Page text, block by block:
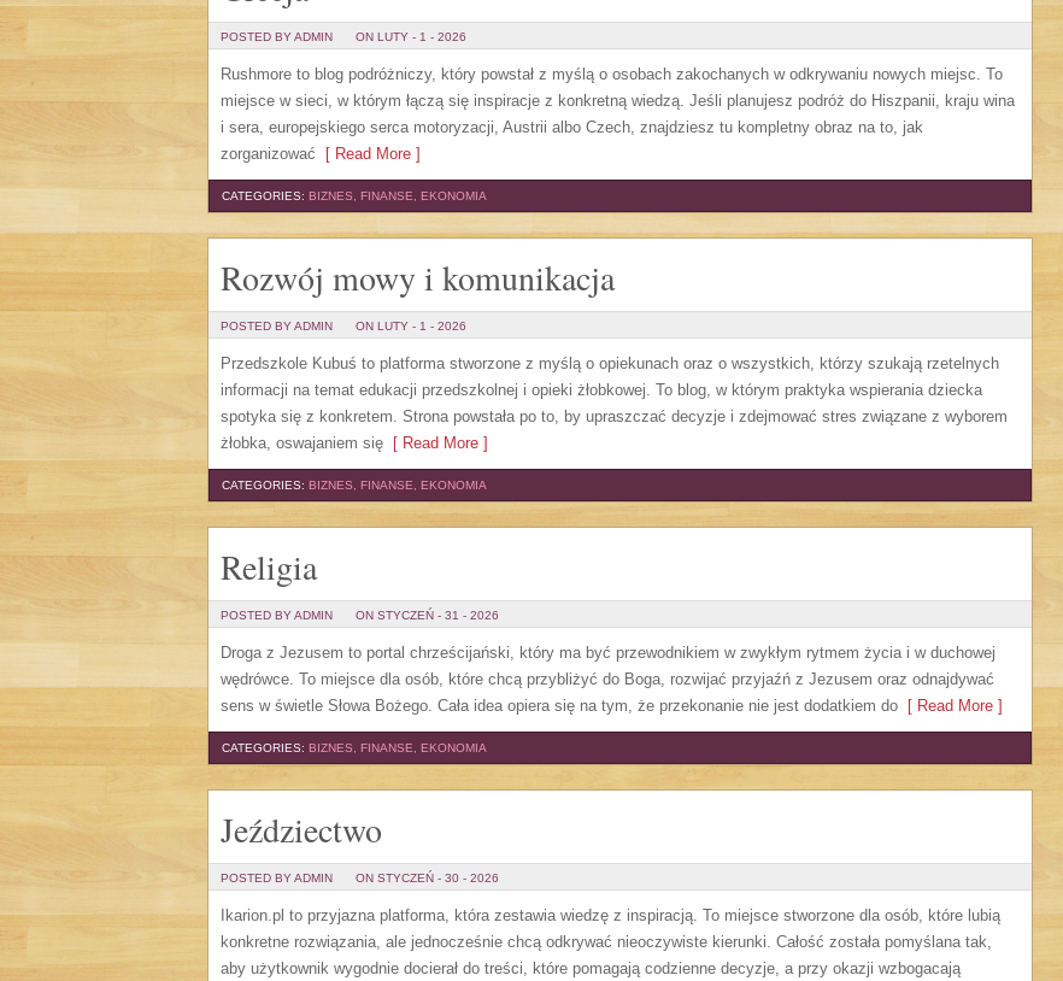
POSTED BY ADMIN ON LUTY - 1 - 2026
Rushmore to blog podróżniczy, który powstał z myślą o osobach zakochanych w odkrywaniu nowych miejsc. To
miejsce w sieci, w którym łączą się inspiracje z konkretną wiedzą. Jeśli planujesz podróż do Hiszpanii, kraju wina
i sera, europejskiego serca motoryzacji, Austrii albo Czech, znajdziesz tu kompletny obraz na to, jak
zorganizować [ Read More ]
CATEGORIES: BIZNES, FINANSE, EKONOMIA
Rozwój mowy i komunikacja
POSTED BY ADMIN ON LUTY - 1 - 2026
Przedszkole Kubuś to platforma stworzone z myślą o opiekunach oraz o wszystkich, którzy szukają rzetelnych
informacji na temat edukacji przedszkolnej i opieki żłobkowej. To blog, w którym praktyka wspierania dziecka
spotyka się z konkretem. Strona powstała po to, by upraszczać decyzje i zdejmować stres związane z wyborem
żłobka, oswajaniem się [ Read More ]
CATEGORIES: BIZNES, FINANSE, EKONOMIA
Religia
POSTED BY ADMIN ON STYCZEŃ - 31 - 2026
Droga z Jezusem to portal chrześcijański, który ma być przewodnikiem w zwykłym rytmem życia i w duchowej
wędrówce. To miejsce dla osób, które chcą przybliżyć do Boga, rozwijać przyjaźń z Jezusem oraz odnajdywać
sens w świetle Słowa Bożego. Cała idea opiera się na tym, że przekonanie nie jest dodatkiem do [ Read More ]
CATEGORIES: BIZNES, FINANSE, EKONOMIA
Jeździectwo
POSTED BY ADMIN ON STYCZEŃ - 30 - 2026
Ikarion.pl to przyjazna platforma, która zestawia wiedzę z inspiracją. To miejsce stworzone dla osób, które lubią
konkretne rozwiązania, ale jednocześnie chcą odkrywać nieoczywiste kierunki. Całość została pomyślana tak,
aby użytkownik wygodnie docierał do treści, które pomagają codzienne decyzje, a przy okazji wzbogacają